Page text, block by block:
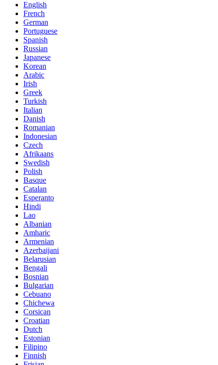
English
French
German
Portuguese
Spanish
Russian
Japanese
Korean
Arabic
Irish
Greek
Turkish
Italian
Danish
Romanian
Indonesian
Czech
Afrikaans
Swedish
Polish
Basque
Catalan
Esperanto
Hindi
Lao
Albanian
Amharic
Armenian
Azerbaijani
Belarusian
Bengali
Bosnian
Bulgarian
Cebuano
Chichewa
Corsican
Croatian
Dutch
Estonian
Filipino
Finnish